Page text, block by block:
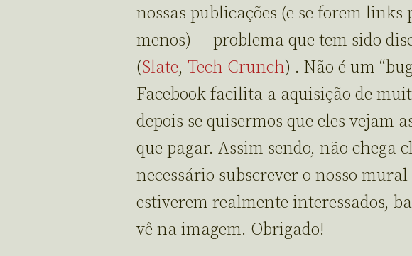
nossas publicações (e se forem
menos) — problema que tem sido
(Slate, Tech Crunch) . Não é um
Facebook facilita a aquisição de
depois se quisermos que eles vejam
que pagar. Assim sendo, não chega
necessário subscrever o nosso mural
estiverem realmente interessados,
vê na imagem. Obrigado!